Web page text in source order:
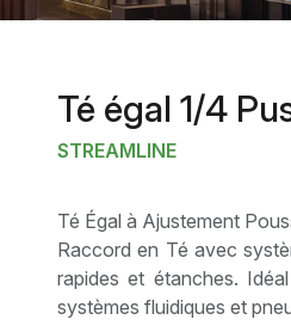
Té égal 1/4
STREAMLINE
Té Égal à Ajustement
Raccord en Té avec
rapides et étanches.
systèmes fluidiques et